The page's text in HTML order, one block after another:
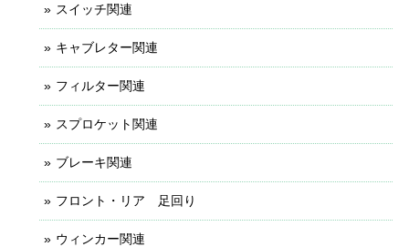
スイッチ関連
キャブレター関連
フィルター関連
スプロケット関連
ブレーキ関連
フロント・リア 足回り
ウィンカー関連